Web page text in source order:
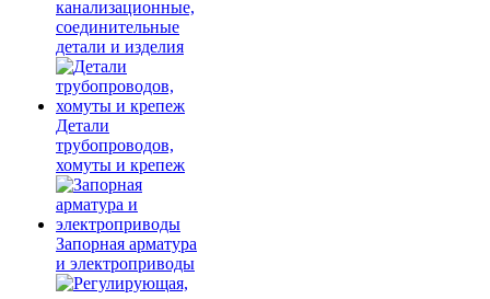
канализационные,
соединительные
детали и изделия
Детали
трубопроводов,
хомуты и крепеж
Запорная арматура
и электроприводы